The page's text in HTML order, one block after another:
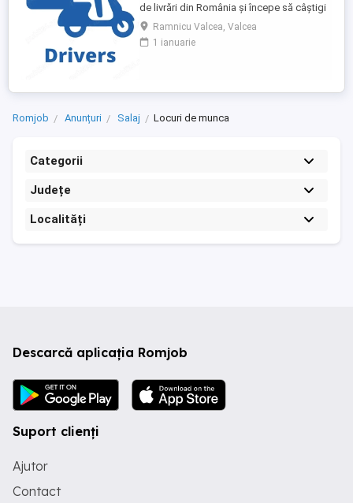
de livrări din România și începe să câștigi
rapid! - Cerințe: Minim 18 ani Mijloc de
transport propriu (mașină, scuter,
motocicletă sau bicicletă) Telefon mobil
atractive ...
Ramnicu Valcea, Valcea
1 ianuarie
Romjob Anunțuri Salaj Locuri de munca
Categorii
Județe
Localități
Descarcă aplicația Romjob
Suport clienți
Ajutor
Contact